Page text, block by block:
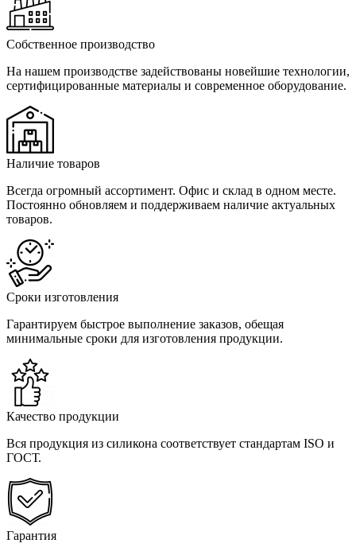
Собственное производство
На нашем производстве задействованы новейшие технологии,
сертифицированные материалы и современное оборудование.
Наличие товаров
Всегда огромный ассортимент. Офис и склад в одном месте.
Постоянно обновляем и поддерживаем наличие актуальных
товаров.
Сроки изготовления
Гарантируем быстрое выполнение заказов, обещая
минимальные сроки для изготовления продукции.
Качество продукции
Вся продукция из силикона соответствует стандартам ISO и
ГОСТ.
Гарантия